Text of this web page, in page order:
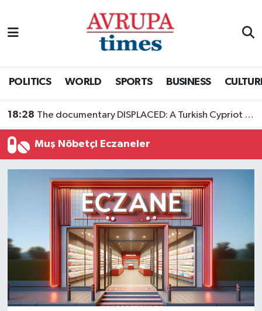
POLITICS WORLD SPORTS BUSINESS
18:28 The documentary DISPLACED: A Turkish Cypriot Story is now available to watch
Muş Nöbetçi Eczaneler
Nöbetçi Eczaneler
Tüm Manşetler
Son Dakika Haberleri
Haber Arşivi